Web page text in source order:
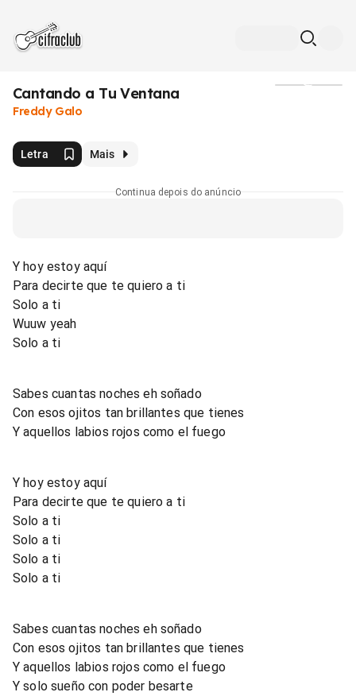
Cantando a Tu Ventana
Freddy Galo
Letra Mais
Continua depois do anúncio
Y hoy estoy aquí
Para decirte que te quiero a ti
Solo a ti
Wuuw yeah
Solo a ti
Sabes cuantas noches eh soñado
Con esos ojitos tan brillantes que tienes
Y aquellos labios rojos como el fuego
Y hoy estoy aquí
Para decirte que te quiero a ti
Solo a ti
Solo a ti
Solo a ti
Solo a ti
Sabes cuantas noches eh soñado
Con esos ojitos tan brillantes que tienes
Y aquellos labios rojos como el fuego
Y solo sueño con poder besarte